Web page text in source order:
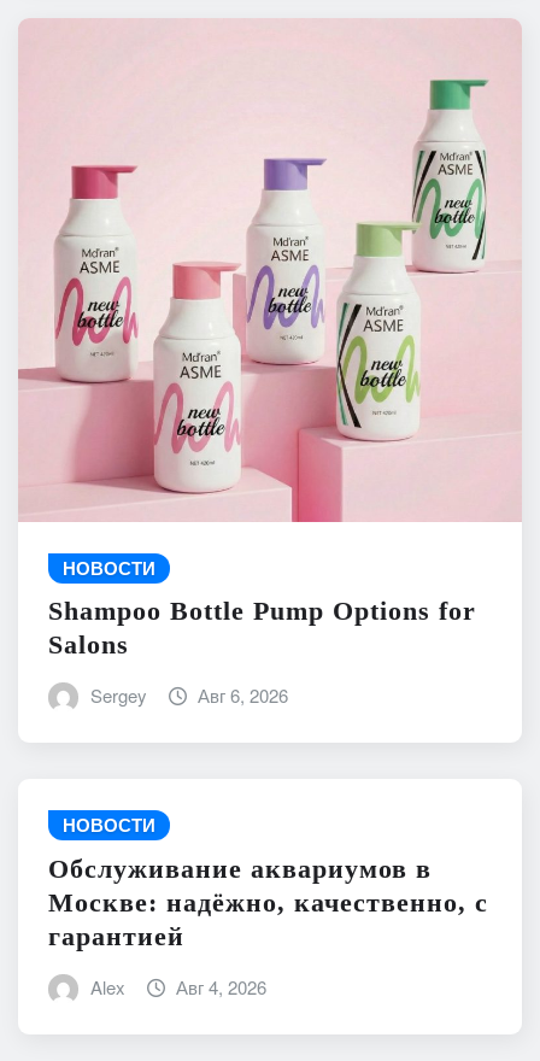
НОВОСТИ
Shampoo Bottle Pump Options for
Salons
Sergey Авг 6, 2026
НОВОСТИ
Обслуживание аквариумов в
Москве: надёжно, качественно, с
гарантией
Alex Авг 4, 2026